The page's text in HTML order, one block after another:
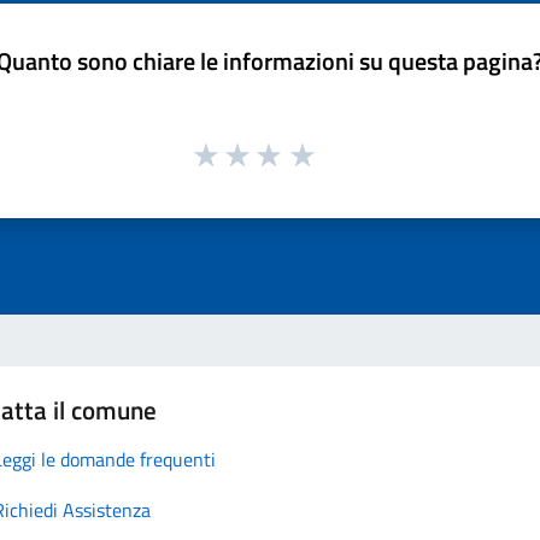
sono chiare le informazioni su questa
il comune
le domande frequenti
Assistenza